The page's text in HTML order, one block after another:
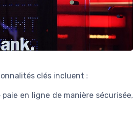
clés incluent :
en ligne de manière sécurisée,